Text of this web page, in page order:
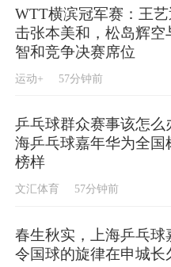
WTT横滨冠军赛：王艺
击张本美和，松岛辉空
智和竞争决赛席位
运动+ 57分钟前
乒乓球群众赛事该怎么
海乒乓球嘉年华为全国
榜样
文汇体育 57分钟前
春生秋实，上海乒乓球
令国球的旋律在申城长